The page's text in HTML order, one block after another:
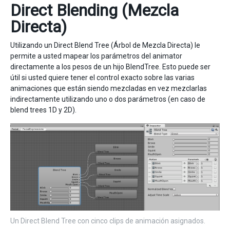
Direct Blending (Mezcla
Directa)
Utilizando un Direct Blend Tree (Árbol de Mezcla Directa) le
permite a usted mapear los parámetros del animator
directamente a los pesos de un hijo BlendTree. Esto puede ser
útil si usted quiere tener el control exacto sobre las varias
animaciones que están siendo mezcladas en vez mezclarlas
indirectamente utilizando uno o dos parámetros (en caso de
blend trees 1D y 2D).
Un Direct Blend Tree con cinco clips de animación asignados.